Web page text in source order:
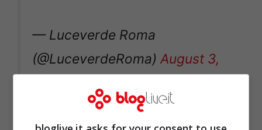
— Luceverde Roma
(@LuceverdeRoma) August 3,